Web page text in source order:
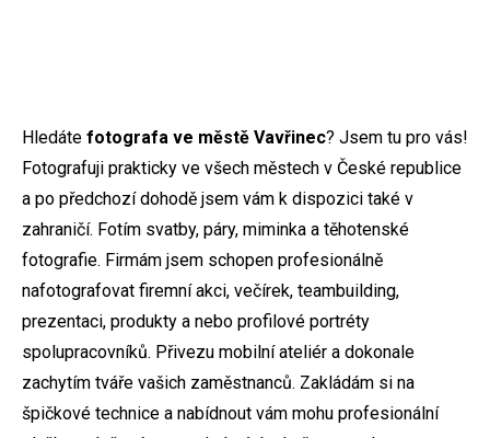
Hledáte fotografa ve městě Vavřinec? Jsem tu pro vás!
Fotografuji prakticky ve všech městech v České republice
a po předchozí dohodě jsem vám k dispozici také v
zahraničí. Fotím svatby, páry, miminka a těhotenské
fotografie. Firmám jsem schopen profesionálně
nafotografovat firemní akci, večírek, teambuilding,
prezentaci, produkty a nebo profilové portréty
spolupracovníků. Přivezu mobilní ateliér a dokonale
zachytím tváře vašich zaměstnanců. Zakládám si na
špičkové technice a nabídnout vám mohu profesionální